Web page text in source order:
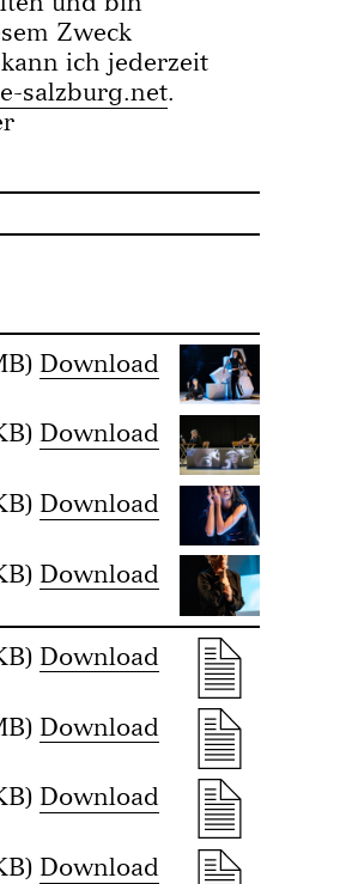
Zweck
ich jederzeit
salzburg.net.
Download
Download
Download
Download
Download
Download
Download
Download